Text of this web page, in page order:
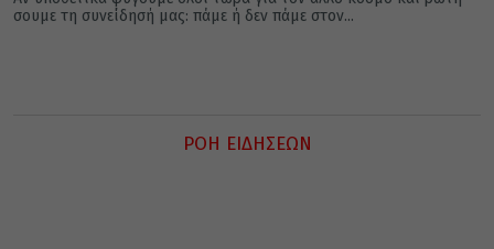
σου­με τη συ­νεί­δη­σή μας: πάμε ή δεν πάμε στον...
ΡΟΗ ΕΙΔΗΣΕΩΝ